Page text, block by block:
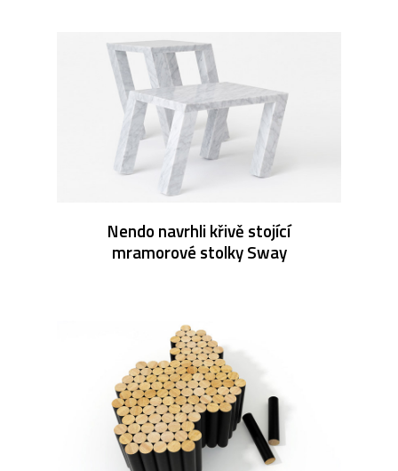
Nendo navrhli křivě stojící
mramorové stolky Sway